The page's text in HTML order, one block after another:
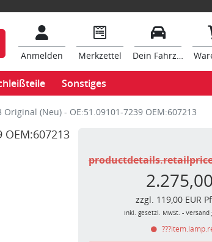
Anmelden Merkzettel Dein Fahrzeug
Sonstiges
(Neu) - OE:51.09101-7239 OEM:607213
zzgl. 119,00 EUR
inkl. gesetzl. MwSt. - Versand